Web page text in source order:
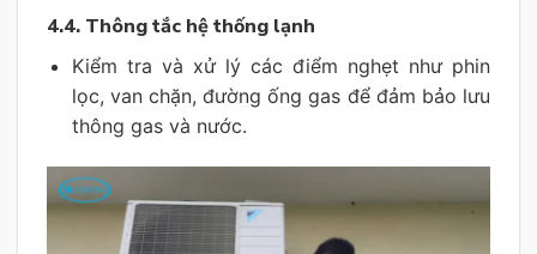
4.4. Thông tắc hệ thống lạnh
Kiểm tra và xử lý các điểm nghẹt như phin
lọc, van chặn, đường ống gas để đảm bảo lưu
thông gas và nước.